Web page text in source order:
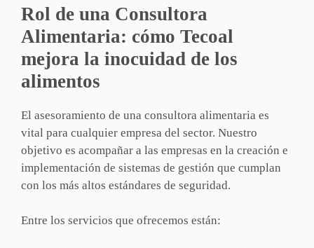
Rol de una Consultora
Alimentaria: cómo Tecoal
mejora la inocuidad de los
alimentos
El asesoramiento de una consultora alimentaria es
vital para cualquier empresa del sector. Nuestro
objetivo es acompañar a las empresas en la creación e
implementación de sistemas de gestión que cumplan
con los más altos estándares de seguridad.
Entre los servicios que ofrecemos están: